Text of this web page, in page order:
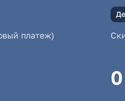
платеж)
0